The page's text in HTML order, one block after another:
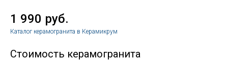
1 990 руб.
Каталог керамогранита в Керамикрум
Стоимость керамогранита